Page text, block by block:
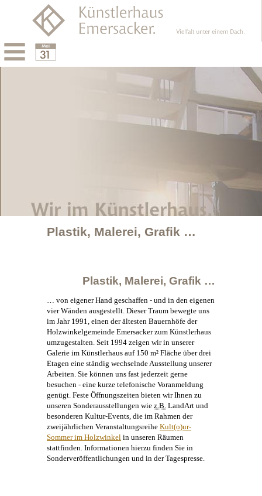
Plastik, Malerei, Grafik …
Plastik, Malerei, Grafik …
… von eigener Hand geschaffen - und in den eigenen
vier Wänden ausgestellt. Dieser Traum bewegte uns
im Jahr 1991, einen der ältesten Bauernhöfe der
Holzwinkelgemeinde Emersacker zum Künstlerhaus
umzugestalten. Seit 1994 zeigen wir in unserer
Galerie im Künstlerhaus auf 150 m² Fläche über drei
Etagen eine ständig wechselnde Ausstellung unserer
Arbeiten. Sie können uns fast jederzeit gerne
besuchen - eine kurze telefonische Voranmeldung
genügt. Feste Öffnungszeiten bieten wir Ihnen zu
unseren Sonderausstellungen wie z.B. LandArt und
besonderen Kultur-Events, die im Rahmen der
zweijährlichen Veranstaltungsreihe Kult(o)ur-
Sommer im Holzwinkel in unseren Räumen
stattfinden. Informationen hierzu finden Sie in
Sonderveröffentlichungen und in der Tagespresse.